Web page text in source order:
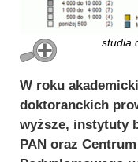
studia
W roku
doktoranckich
wyższe, instytuty
PAN oraz